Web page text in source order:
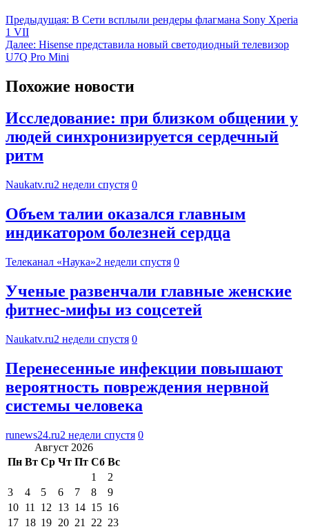
Предыдущая: В Сети всплыли рендеры флагмана Sony Xperia
1 VII
Далее: Hisense представила новый светодиодный телевизор
U7Q Pro Mini
Похожие новости
Исследование: при близком общении у
людей синхронизируется сердечный
ритм
Naukatv.ru2 недели спустя 0
Объем талии оказался главным
индикатором болезней сердца
Телеканал «Наука»2 недели спустя 0
Ученые развенчали главные женские
фитнес-мифы из соцсетей
Naukatv.ru2 недели спустя 0
Перенесенные инфекции повышают
вероятность повреждения нервной
системы человека
runews24.ru2 недели спустя 0
Август 2026
Пн Вт Ср Чт Пт Сб Вс
1
2
3
4 5 6 7 8
9
10 11 12 13 14 15 16
17 18 19 20 21 22 23